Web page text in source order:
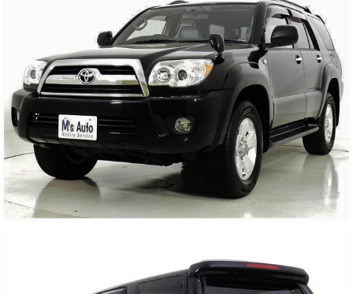
イベント
ニュース
スタッフブログ
お客様の声
お問い合わせ